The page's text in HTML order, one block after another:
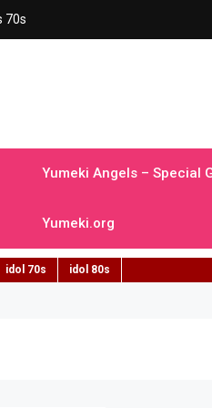
70s
Yumeki Angels – Special
Yumeki.org
idol 70s idol 80s